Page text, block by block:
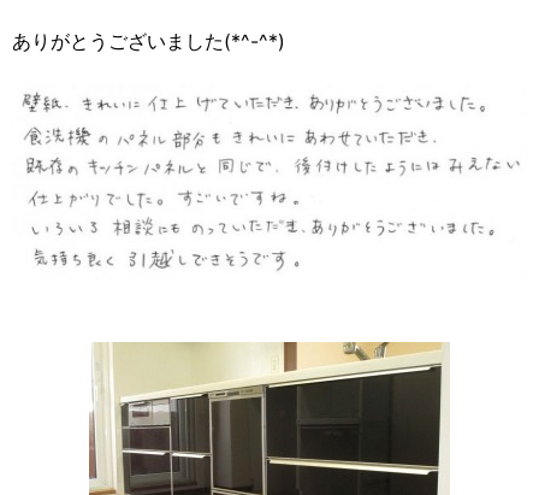
ありがとうございました(*^-^*)